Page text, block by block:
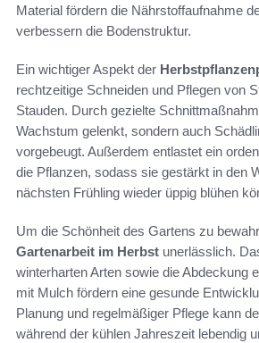
Material fördern die Nährstoffaufnahme
verbessern die Bodenstruktur.
Ein wichtiger Aspekt der
rechtzeitige Schneiden und Pflegen von
Stauden. Durch gezielte
Wachstum gelenkt, sondern auch
vorgebeugt. Außerdem entlastet ein
die Pflanzen, sodass sie gestärkt in den
nächsten Frühling wieder üppig blühen
Um die Schönheit des Gartens zu
Gartenarbeit im Herbst unerlässlich.
winterharten Arten sowie die Abdeckung
mit Mulch fördern eine gesunde
Planung und regelmäßiger Pflege kann
während der kühlen Jahreszeit lebendig